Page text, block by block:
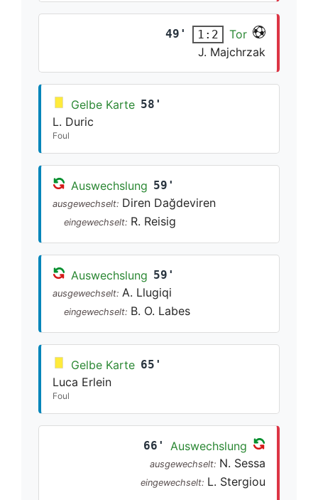
49' 1:2
Tor
J. Majchrzak
Gelbe Karte 58'
L. Duric
Foul
Auswechslung 59'
ausgewechselt: Diren Dağdeviren
eingewechselt: R. Reisig
Auswechslung 59'
ausgewechselt: A. Llugiqi
eingewechselt: B. O. Labes
Gelbe Karte 65'
Luca Erlein
Foul
66' Auswechslung
ausgewechselt: N. Sessa
eingewechselt: L. Stergiou